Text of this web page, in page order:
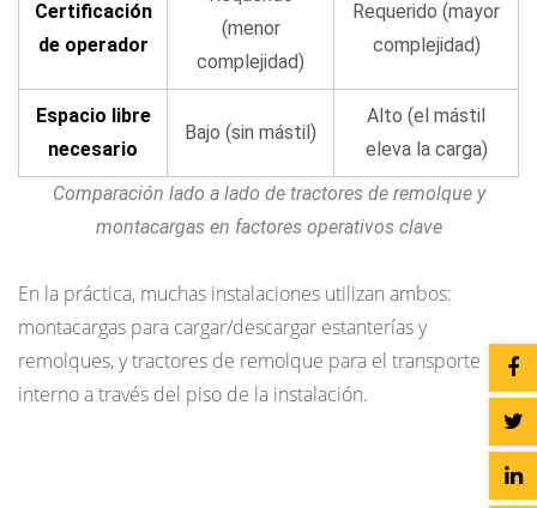
Comparación lado a lado de tractores de remolque y
montacargas en factores operativos clave
Certificación
de operador
(menor
complejidad)
Requerido (mayor
complejidad)
Espacio libre
necesario
Bajo (sin mástil)
Alto (el mástil
eleva la carga)
En la práctica, muchas instalaciones utilizan ambos:
montacargas para cargar/descargar estanterías y
remolques, y tractores de remolque para el transporte
interno a través del piso de la instalación.